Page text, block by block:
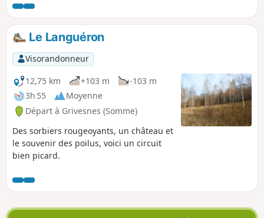
signalés par de petits panneaux avec
des Numéros. 1: Eglise St Denis 2:
Chapelle St Lugle Et St Luglien 3:
Chapelle St Sylvain 4: Chapelle Notre
Dame de la Bonne Mort 5: Source de
Vesigneux 6: Panorama des Carreaux 7:
Calvaire 8: Jardin remarquable du
Moulin Ventin 9: Aire de Jeux René
Leuwers
Le Languéron
Visorandonneur
12,75 km
+103 m
-103 m
3h 55
Moyenne
Départ à Grivesnes (Somme)
Des sorbiers rougeoyants, un château et
le souvenir des poilus, voici un circuit
bien picard.